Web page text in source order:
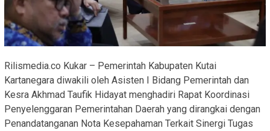
Rilismedia.co Kukar – Pemerintah Kabupaten Kutai
Kartanegara diwakili oleh Asisten I Bidang Pemerintah dan
Kesra Akhmad Taufik Hidayat menghadiri Rapat Koordinasi
Penyelenggaran Pemerintahan Daerah yang dirangkai dengan
Penandatanganan Nota Kesepahaman Terkait Sinergi Tugas